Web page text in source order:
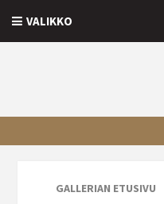
VALIKKO
GALLERIAN ETUSIVU